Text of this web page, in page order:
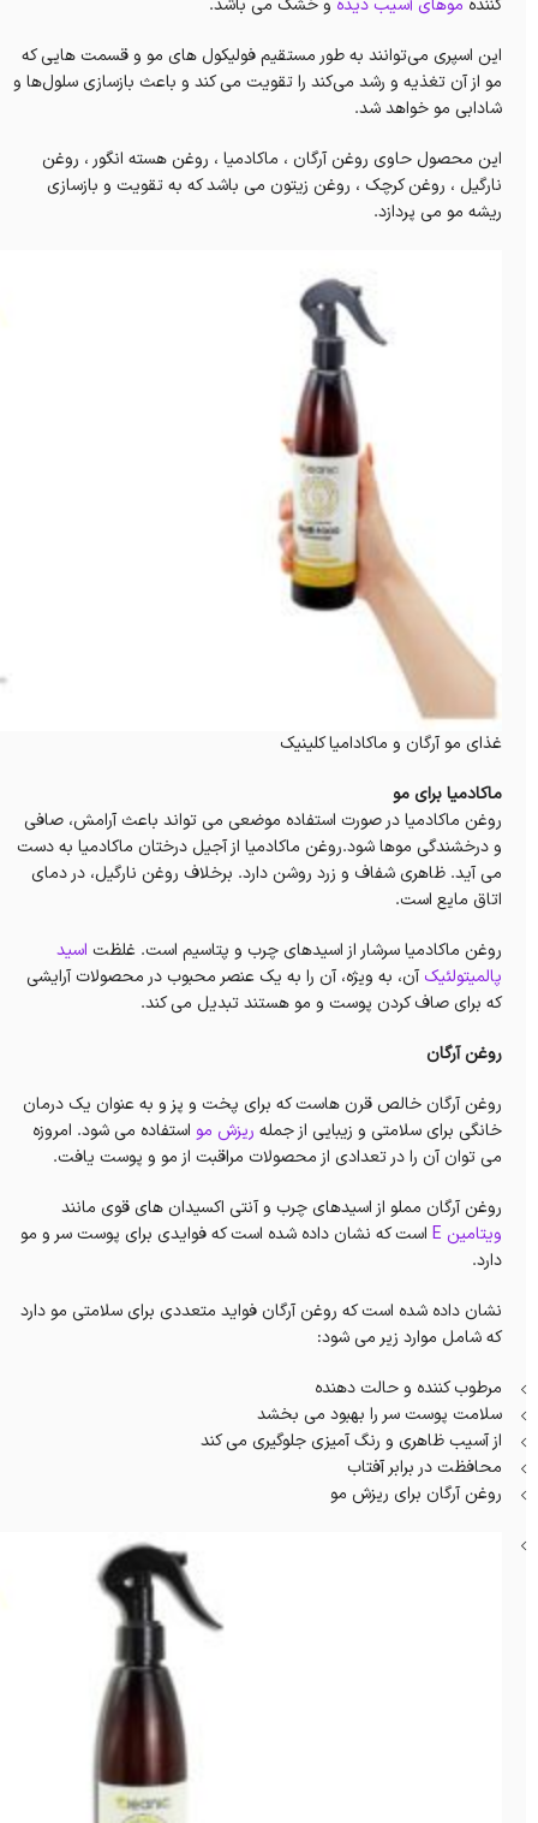
کننده موهای آسیب دیده و خشک می باشد.
این اسپری می‌توانند به طور مستقیم فولیکول های مو و قسمت هایی که
مو از آن تغذیه و رشد می‌کند را تقویت می کند و باعث بازسازی سلول‌ها و
شادابی مو خواهد شد.
این محصول حاوی روغن آرگان ، ماکادمیا ، روغن هسته انگور ، روغن
نارگیل ، روغن کرچک ، روغن زیتون می باشد که به تقویت و بازسازی
ریشه مو می پردازد.
غذای مو آرگان و ماکادامیا کلینیک
ماکادمیا برای مو
روغن ماکادمیا در صورت استفاده موضعی می تواند باعث آرامش، صافی
و درخشندگی موها شود.روغن ماکادمیا از آجیل درختان ماکادمیا به دست
می آید. ظاهری شفاف و زرد روشن دارد. برخلاف روغن نارگیل، در دمای
اتاق مایع است.
روغن ماکادمیا سرشار از اسیدهای چرب و پتاسیم است. غلظت اسید
پالمیتولئیک آن، به ویژه، آن را به یک عنصر محبوب در محصولات آرایشی
که برای صاف کردن پوست و مو هستند تبدیل می کند.
روغن آرگان
روغن آرگان خالص قرن هاست که برای پخت و پز و به عنوان یک درمان
خانگی برای سلامتی و زیبایی از جمله ریزش مو استفاده می شود. امروزه
می توان آن را در تعدادی از محصولات مراقبت از مو و پوست یافت.
روغن آرگان مملو از اسیدهای چرب و آنتی اکسیدان های قوی مانند
ویتامین E
است که نشان داده شده است که فوایدی برای پوست سر و مو
دارد.
نشان داده شده است که روغن آرگان فواید متعددی برای سلامتی مو دارد
که شامل موارد زیر می شود:
مرطوب کننده و حالت دهنده
سلامت پوست سر را بهبود می بخشد
از آسیب ظاهری و رنگ آمیزی جلوگیری می کند
محافظت در برابر آفتاب
روغن آرگان برای ریزش مو